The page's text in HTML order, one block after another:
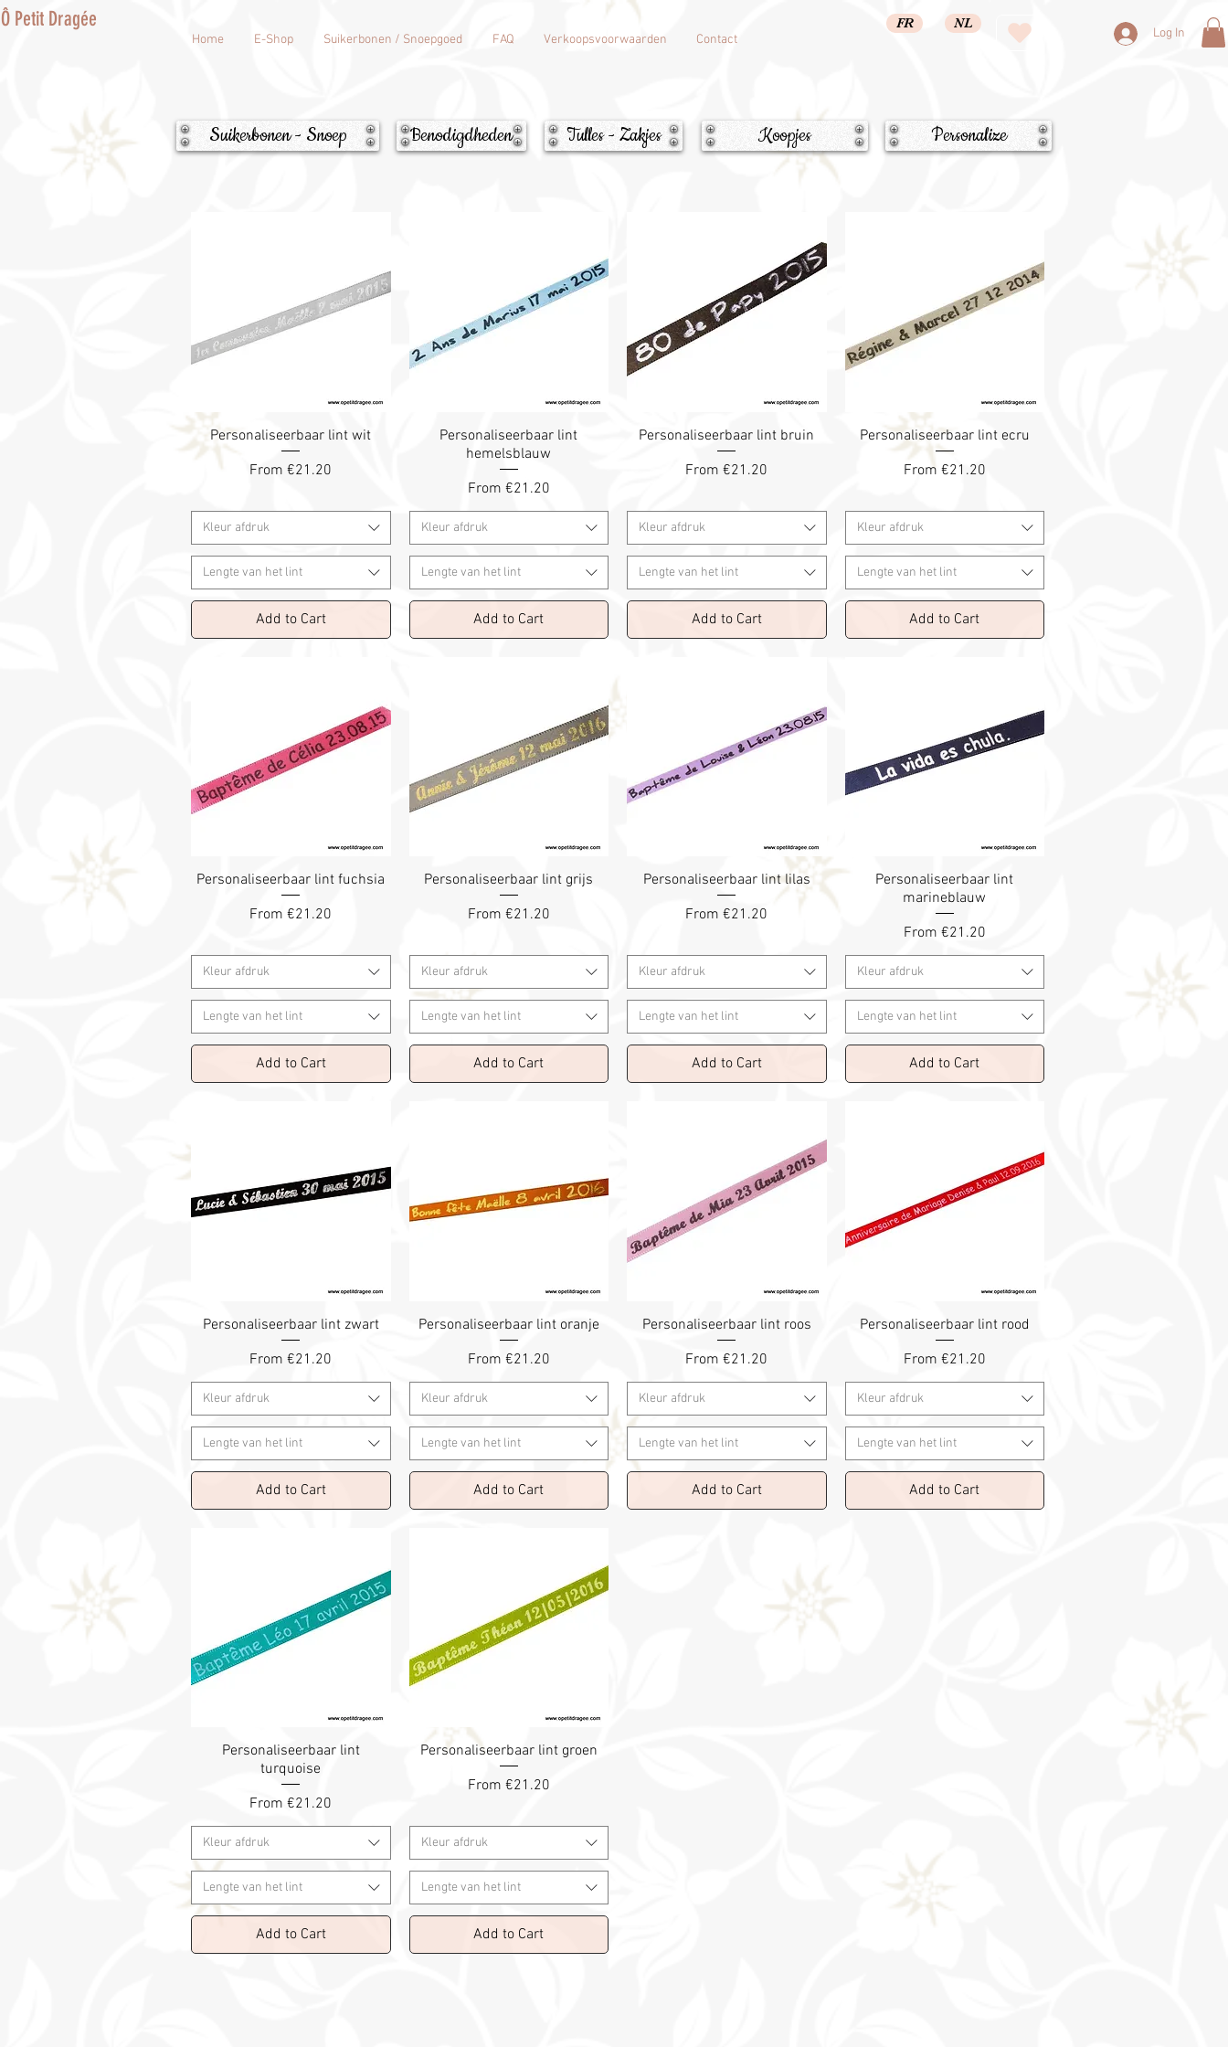
Ô Petit Dragée FR NL
Log In
Home E-Shop Suikerbonen / Snoepgoed FAQ Verkoopsvoorwaarden Contact
Suikerbonen - Snoep Benodigdheden Tulles - Zakjes Koopjes Personalize
Personaliseerbaar lint wit
From€21.20
Sale Price
Kleur afdruk
Lengte van het lint
Add to Cart
Personaliseerbaar lint
hemelsblauw
From €21.20
Sale Price
Kleur afdruk
Lengte van het lint
Add to Cart
Personaliseerbaar lint bruin
From€21.20
Sale Price
Kleur afdruk
Lengte van het lint
Add to Cart
Personaliseerbaar lint ecru
From €21.20
Sale Price
Kleur afdruk
Lengte van het lint
Add to Cart
Personaliseerbaar lint fuchsia
From€21.20
Sale Price
Kleur afdruk
Lengte van het lint
Add to Cart
Personaliseerbaar lint grijs
From €21.20
Sale Price
Kleur afdruk
Lengte van het lint
Add to Cart
Personaliseerbaar lint lilas
From€21.20
Sale Price
Kleur afdruk
Lengte van het lint
Add to Cart
Personaliseerbaar lint
marineblauw
From €21.20
Sale Price
Kleur afdruk
Lengte van het lint
Add to Cart
Personaliseerbaar lint zwart
From€21.20
Sale Price
Kleur afdruk
Lengte van het lint
Add to Cart
Personaliseerbaar lint oranje
From €21.20
Sale Price
Kleur afdruk
Lengte van het lint
Add to Cart
Personaliseerbaar lint roos
From€21.20
Sale Price
Kleur afdruk
Lengte van het lint
Add to Cart
Personaliseerbaar lint rood
From €21.20
Sale Price
Kleur afdruk
Lengte van het lint
Add to Cart
Personaliseerbaar lint
turquoise
From€21.20
Sale Price
Kleur afdruk
Lengte van het lint
Add to Cart
Personaliseerbaar lint groen
From €21.20
Sale Price
Kleur afdruk
Lengte van het lint
Add to Cart